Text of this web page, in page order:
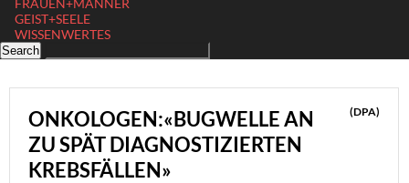
FRAUEN+MÄNNER
GEIST+SEELE
WISSENWERTES
ONKOLOGEN:«BUGWELLE AN
ZU SPÄT DIAGNOSTIZIERTEN
KREBSFÄLLEN»
(DPA)